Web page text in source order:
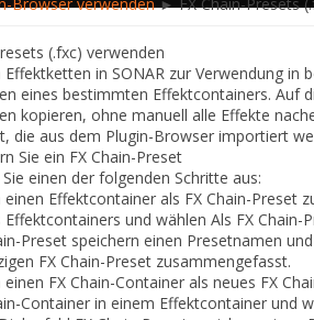
(.fxc) verwenden
Effektketten in SONAR zur Verwendung in
eines bestimmten Effektcontainers. Auf
kopieren, ohne manuell alle Effekte
die aus dem Plugin-Browser importiert
Sie ein FX Chain-Preset
einen der folgenden Schritte aus:
einen Effektcontainer als FX Chain-Preset
Effektcontainers und wählen Als FX Chain-
Preset speichern einen Presetnamen
FX Chain-Preset zusammengefasst.
einen FX Chain-Container als neues FX
Container in einem Effektcontainer und